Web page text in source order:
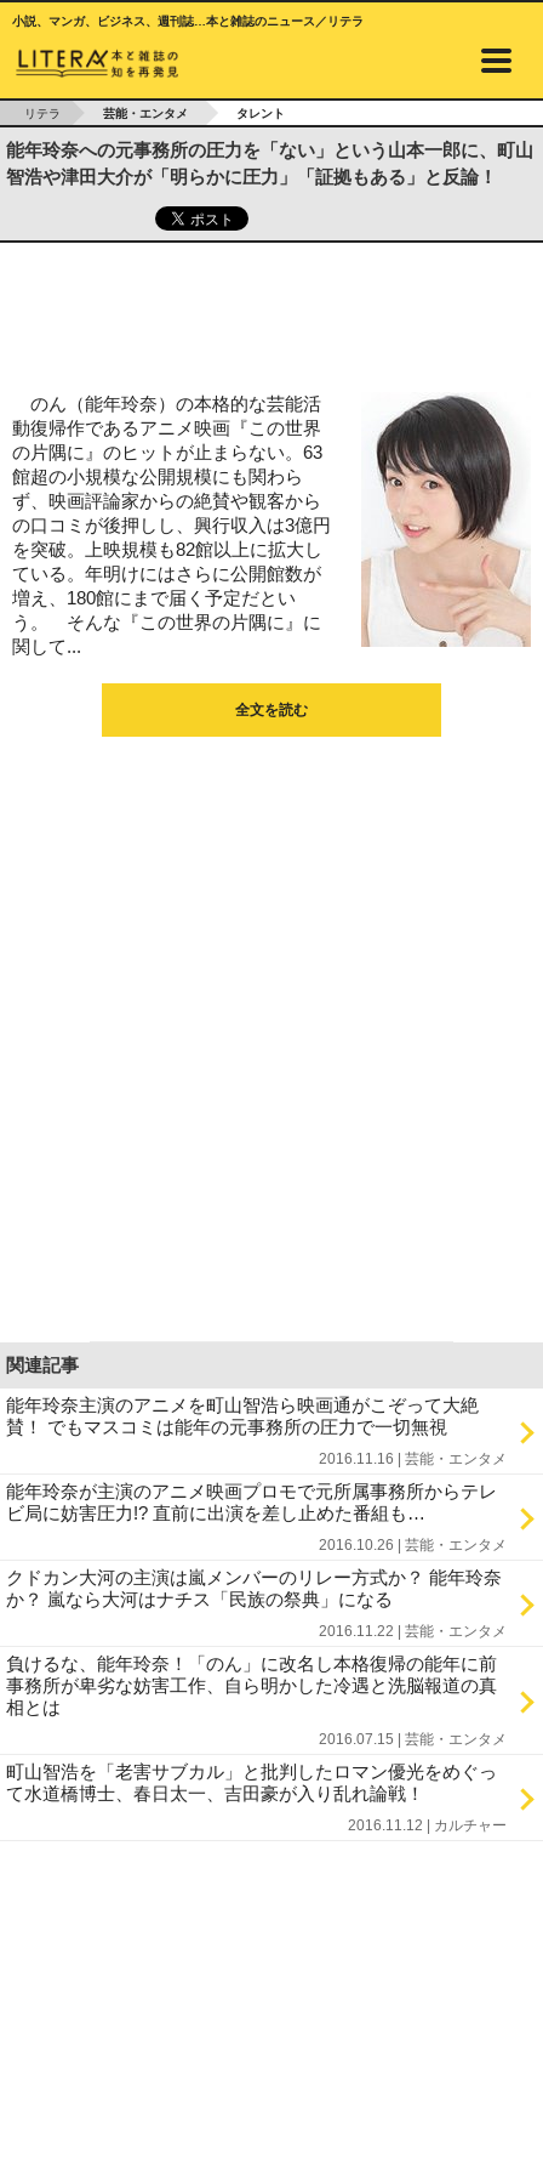
小説、マンガ、ビジネス、週刊誌…本と雑誌のニュース／リテラ
リテラ 芸能・エンタメ タレント
能年玲奈への元事務所の圧力を「ない」という山本一郎に、町山
智浩や津田大介が「明らかに圧力」「証拠もある」と反論！
のん（能年玲奈）の本格的な芸能活
動復帰作であるアニメ映画『この世界
の片隅に』のヒットが止まらない。63
館超の小規模な公開規模にも関わら
ず、映画評論家からの絶賛や観客から
の口コミが後押しし、興行収入は3億円
を突破。上映規模も82館以上に拡大し
ている。年明けにはさらに公開館数が
増え、180館にまで届く予定だとい
う。 そんな『この世界の片隅に』に
関して...
全文を読む
関連記事
能年玲奈主演のアニメを町山智浩ら映画通がこぞって大絶
賛！ でもマスコミは能年の元事務所の圧力で一切無視
2016.11.16 | 芸能・エンタメ
能年玲奈が主演のアニメ映画プロモで元所属事務所からテレ
ビ局に妨害圧力!? 直前に出演を差し止めた番組も…
2016.10.26 | 芸能・エンタメ
クドカン大河の主演は嵐メンバーのリレー方式か？ 能年玲奈
か？ 嵐なら大河はナチス「民族の祭典」になる
2016.11.22 | 芸能・エンタメ
負けるな、能年玲奈！「のん」に改名し本格復帰の能年に前
事務所が卑劣な妨害工作、自ら明かした冷遇と洗脳報道の真
相とは
2016.07.15 | 芸能・エンタメ
町山智浩を「老害サブカル」と批判したロマン優光をめぐっ
て水道橋博士、春日太一、吉田豪が入り乱れ論戦！
2016.11.12 | カルチャー